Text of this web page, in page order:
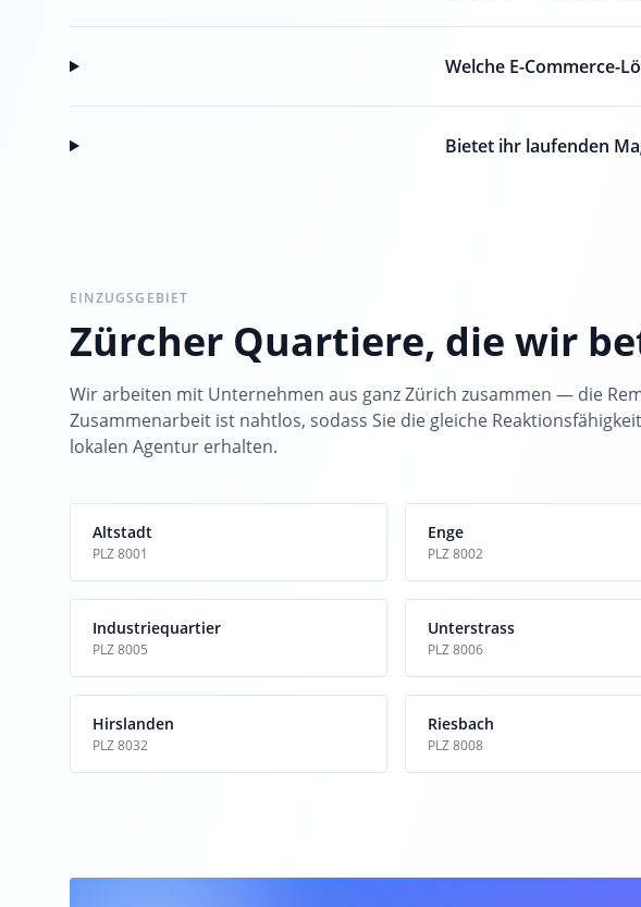
Welche E-Commerce-
Bietet ihr laufenden
EINZUGSGEBIET
Zürcher Quartiere, die wir
Wir arbeiten mit Unternehmen aus ganz Zürich zusammen — die
Zusammenarbeit ist nahtlos, sodass Sie die gleiche
lokalen Agentur erhalten.
Altstadt
PLZ 8001
Enge
PLZ 8002
Industriequartier
PLZ 8005
Unterstrass
PLZ 8006
Hirslanden
PLZ 8032
Riesbach
PLZ 8008